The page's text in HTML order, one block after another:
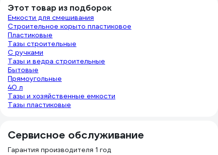
Этот товар из подборок
Емкости для смешивания
Строительное корыто пластиковое
Пластиковые
Тазы строительные
С ручками
Тазы и ведра строительные
Бытовые
Прямоугольные
40 л
Тазы и хозяйственные емкости
Тазы пластиковые
Сервисное обслуживание
Гарантия производителя 1 год